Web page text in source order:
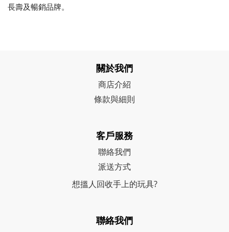
長壽及暢銷品牌。
關於我們
商店介紹
條款與細則
客戶服務
聯絡我們
派送方式
想搵人回收手上的玩具?
聯絡我們